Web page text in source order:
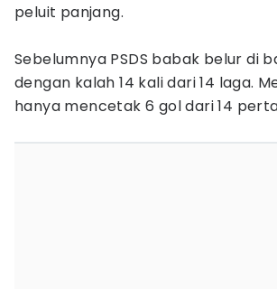
peluit panjang.
Sebelumnya PSDS babak belur di
dengan kalah 14 kali dari 14 laga.
hanya mencetak 6 gol dari 14